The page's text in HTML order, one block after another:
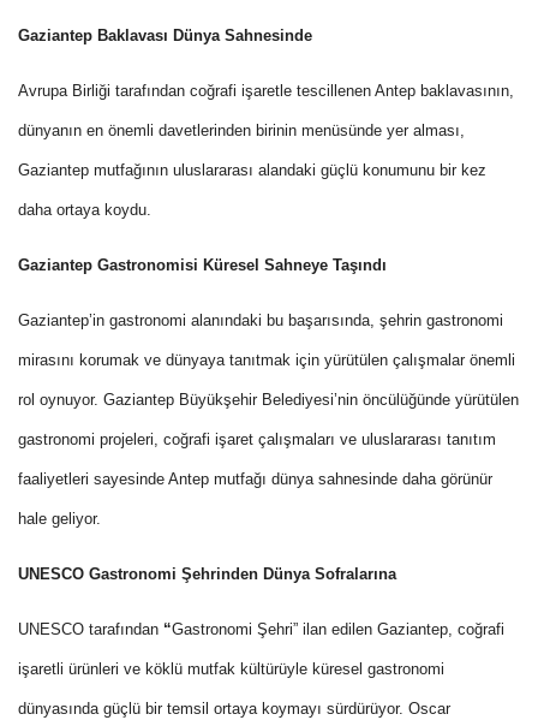
Gaziantep Baklavası Dünya Sahnesinde
Avrupa Birliği tarafından coğrafi işaretle tescillenen Antep baklavasının,
dünyanın en önemli davetlerinden birinin menüsünde yer alması,
Gaziantep mutfağının uluslararası alandaki güçlü konumunu bir kez
daha ortaya koydu.
Gaziantep Gastronomisi Küresel Sahneye Taşındı
Gaziantep’in gastronomi alanındaki bu başarısında, şehrin gastronomi
mirasını korumak ve dünyaya tanıtmak için yürütülen çalışmalar önemli
rol oynuyor. Gaziantep Büyükşehir Belediyesi’nin öncülüğünde yürütülen
gastronomi projeleri, coğrafi işaret çalışmaları ve uluslararası tanıtım
faaliyetleri sayesinde Antep mutfağı dünya sahnesinde daha görünür
hale geliyor.
UNESCO Gastronomi Şehrinden Dünya Sofralarına
UNESCO tarafından “Gastronomi Şehri” ilan edilen Gaziantep, coğrafi
işaretli ürünleri ve köklü mutfak kültürüyle küresel gastronomi
dünyasında güçlü bir temsil ortaya koymayı sürdürüyor. Oscar